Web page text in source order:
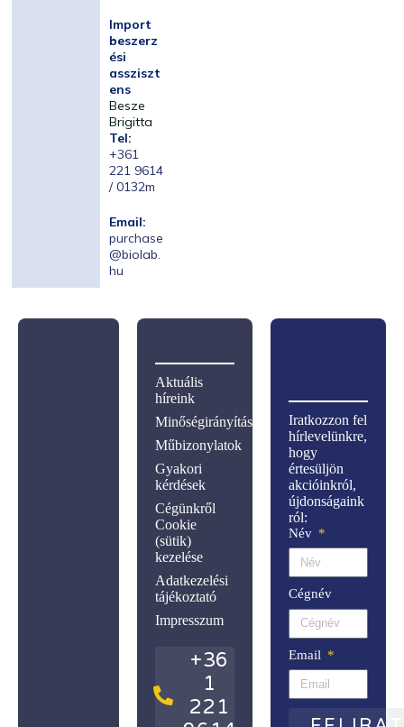
Import
beszerz
ési
assziszt
ens
Besze
Brigitta
Tel:
+361
221 9614
/ 0132m
Email:
purchase
@biolab.
hu
Iratkozzon fel
hírlevelünkre,
hogy
értesüljön
akcióinkról,
újdonságaink
ról:
Név
Cégnév
Email
Aktuális
híreink
Minőségirányítás
Műbizonylatok
Gyakori
kérdések
Cégünkről
Cookie
(sütik)
kezelése
Adatkezelési
tájékoztató
Impresszum
+36
1
221